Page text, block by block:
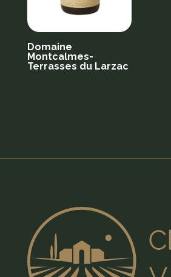
Domaine
Montcalmes-
Terrasses du Larzac